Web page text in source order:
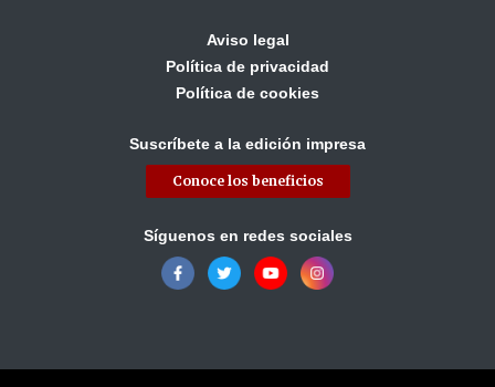
Aviso legal
Política de privacidad
Política de cookies
Suscríbete a la edición impresa
Conoce los beneficios
Síguenos en redes sociales